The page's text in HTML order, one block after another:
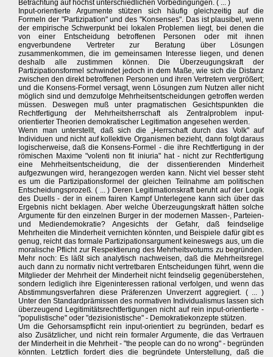
Betrachtung auf höchst unterschiedlichen Vorbedingungen. ( ... )
Input-orientierte Argumente stützen sich häufig gleichzeitig auf die
Formeln der "Partizipation" und des "Konsenses". Das ist plausibel, wenn
der empirische Schwerpunkt bei lokalen Problemen liegt, bei denen die
von einer Entscheidung betroffenen Personen oder mit ihnen
engverbundene Vertreter zur Beratung über Lösungen
zusammenkommen, die im gemeinsamen Interesse liegen, und denen
deshalb alle zustimmen können. Die Überzeugungskraft der
Partizipationsformel schwindet jedoch in dem Maße, wie sich die Distanz
zwischen den direkt betroffenen Personen und ihren Vertretern vergrößert;
und die Konsens-Formel versagt, wenn Lösungen zum Nutzen aller nicht
möglich sind und demzufolge Mehrheitsentscheidungen getroffen werden
müssen. Deswegen muß unter pragmatischen Gesichtspunkten die
Rechtfertigung der Mehrheitsherrschaft als Zentralproblem input-
orientierter Theorien demokratischer Legitimation angesehen werden.
Wenn man unterstellt, daß sich die „Herrschaft durch das Volk" auf
Individuen und nicht auf kollektive Organismen bezieht, dann folgt daraus
logischerweise, daß die Konsens-Formel - die ihre Rechtfertigung in der
römischen Maxime "volenti non fit iniuria" hat - nicht zur Rechtfertigung
eine Mehrheitsentscheidung, die der dissentierenden Minderheit
aufgezwungen wird, herangezogen werden kann. Nicht viel besser steht
es um die Partizipationsformel der gleichen Teilnahme am politischen
Entscheidungsprozeß. ( ... ) Deren Legitimationskraft beruht auf der Logik
des Duells - der in einem fairen Kampf Unterlegene kann sich über das
Ergebnis nicht beklagen. Aber welche Überzeugungskraft hätten solche
Argumente für den einzelnen Burger in der modernen Massen-, Parteien-
und Mediendemokratie? Angesichts der Gefahr, daß feindselige
Mehrheiten die Minderheit vernichten könnten, und Beispiele dafür gibt es
genug, reicht das formale Partizipationsargument keineswegs aus, um die
moralische Pflicht zur Respektierung des Mehrheitsvotums zu begründen.
Mehr noch: Es läßt sich analytisch nachweisen, daß die Mehrheitsregel
auch dann zu normativ nicht vertretbaren Entscheidungen führt, wenn die
Mitglieder der Mehrheit der Minderheit nicht feindselig gegenüberstehen,
sondern lediglich ihre Eigeninteressen rational verfolgen, und wenn das
Abstimmungsverfahren diese Präferenzen Unverzerrt aggregiert. ( ... )
Unter den Standardprämissen des normativen Individualismus lassen sich
überzeugend Legitimitätsrechtfertigungen nicht auf rein input-orientierte -
"populistische" oder "dezisionistische" - Demokratiekonzepte stützen.
Um die Gehorsamspflicht rein input-orientiert zu begründen, bedarf es
also Zusätzlicher, und nicht rein formaler Argumente, die das Vertrauen
der Minderheit in die Mehrheit - "the people can do no wrong" - begründen
könnten. Letztlich fordert dies die begründete Unterstellung, daß die